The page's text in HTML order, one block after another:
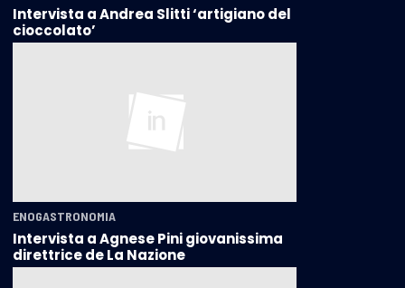
Intervista a Andrea Slitti ‘artigiano del
cioccolato’
ENOGASTRONOMIA
Intervista a Agnese Pini giovanissima
direttrice de La Nazione